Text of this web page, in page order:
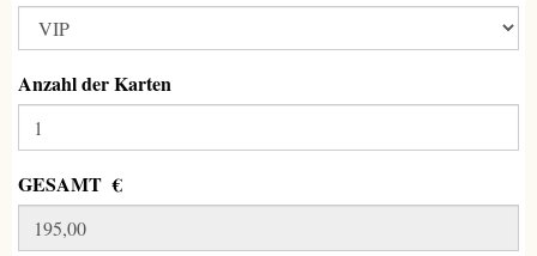
Anzahl der Karten
GESAMT €